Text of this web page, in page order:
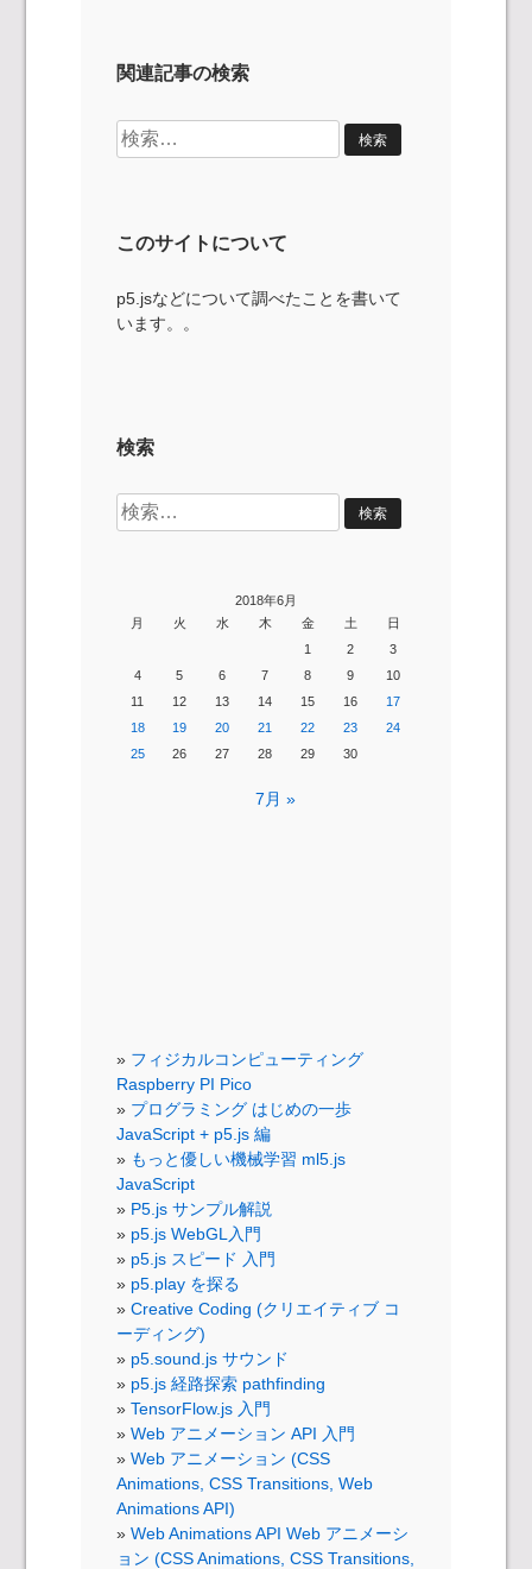
関連記事の検索
検
索:
このサイトについて
p5.jsなどについて調べたことを書いて
います。。
検索
検
索:
2018年6月
月
火 水 木 金 土
日
1
2
3
4
5 6 7 8 9
10
11
12 13 14 15 16
17
18
19 20 21 22 23
24
25
26 27 28 29 30
7月 »
フィジカルコンピューティング
Raspberry PI Pico
プログラミング はじめの一歩
JavaScript + p5.js 編
もっと優しい機械学習 ml5.js
JavaScript
P5.js サンプル解説
p5.js WebGL入門
p5.js スピード 入門
p5.play を探る
Creative Coding (クリエイティブ コ
ーディング)
p5.sound.js サウンド
p5.js 経路探索 pathfinding
TensorFlow.js 入門
Web アニメーション API 入門
Web アニメーション (CSS
Animations, CSS Transitions, Web
Animations API)
Web Animations API Web アニメーシ
ョン (CSS Animations, CSS Transitions,